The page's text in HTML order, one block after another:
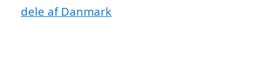
dele af Danmark